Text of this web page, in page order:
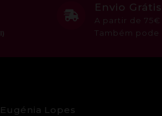
Envio Grátis
A partir de 75€
Também pode
Eugénia Lopes